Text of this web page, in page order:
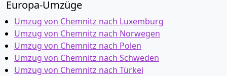
Europa-Umzüge
Umzug von Chemnitz nach Luxemburg
Umzug von Chemnitz nach Norwegen
Umzug von Chemnitz nach Polen
Umzug von Chemnitz nach Schweden
Umzug von Chemnitz nach Türkei